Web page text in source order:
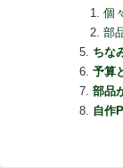
個
部
ちな
予算
部品
自作